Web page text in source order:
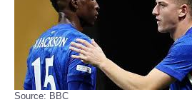
Source: BBC